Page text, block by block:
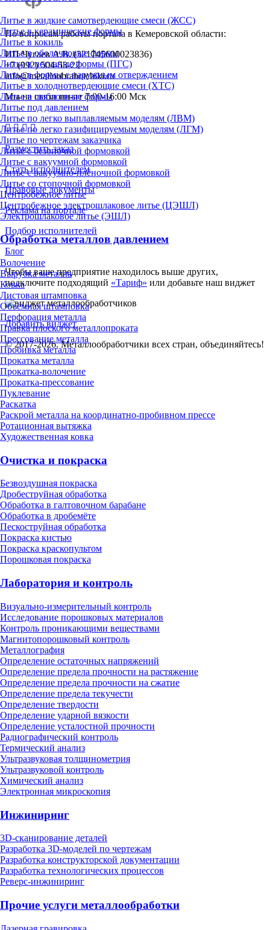
Литье в жидкие самотвердеющие смеси (ЖСС)
Литье в керамические формы
Литье в кокиль
Литье в оболочковые формы
Литье в песчаные формы (ПГС)
Литье в формы с наружным отверждением
Литье в холоднотвердеющие смеси (ХТС)
Литье в шаблонные формы
Литье под давлением
Литье по легко выплавляемым моделям (ЛВМ)
Литье по легко газифицируемым моделям (ЛГМ)
Литье по чертежам заказчика
Литье с безопочной формовкой
Литье с вакуумной формовкой
Литье с вакуумно-плёночной формовкой
Литье со стопочной формовкой
Центробежное литье
Центробежное электрошлаковое литье (ЦЭШЛ)
Электрошлаковое литье (ЭШЛ)
Обработка металлов давлением
Волочение
Вырубка металла
Ковка
Листовая штамповка
Объёмная штамповка
Перфорация металла
Правка плоского металлопроката
Прессование металла
Пробивка металла
Прокатка металла
Прокатка-волочение
Прокатка-прессование
Пуклевание
Раскатка
Раскрой металла на координатно-пробивном прессе
Ротационная вытяжка
Художественная ковка
Очистка и покраска
Безвоздушная покраска
Дробеструйная обработка
Обработка в галтовочном барабане
Обработка в дробемёте
Пескоструйная обработка
Покраска кистью
Покраска краскопультом
Порошковая покраска
Лаборатория и контроль
Визуально-измерительный контроль
Исследование порошковых материалов
Контроль проникающими веществами
Магнитопорошковый контроль
Металлография
Определение остаточных напряжений
Определение предела прочности на растяжение
Определение предела прочности на сжатие
Определение предела текучести
Определение твердости
Определение ударной вязкости
Определение усталостной прочности
Радиографический контроль
Термический анализ
Ультразвуковая толщинометрия
Ультразвуковой контроль
Химический анализ
Электронная микроскопия
Инжиниринг
3D-сканирование деталей
Разработка 3D-моделей по чертежам
Разработка конструкторской документации
Разработка технологических процессов
Реверс-инжиниринг
Прочие услуги металлообработки
По вопросам работы портала в Кемеровской области:
ИП Чугаев А.В. (321745600023836)
+7 (992) 504-53-22
info@metalloobrabotchiki.ru
Мы на связи пн-пт 7:00-16:00 Мск
Разместить заказ
Стать исполнителем
Правовые документы
Реклама на портале
Подбор исполнителей
Блог
Чтобы ваше предприятие находилось выше других,
подключите подходящий «Тариф» или добавьте наш виджет
Добавить виджет
© 2017-2026. Металлообработчики всех стран, объединяйтесь!